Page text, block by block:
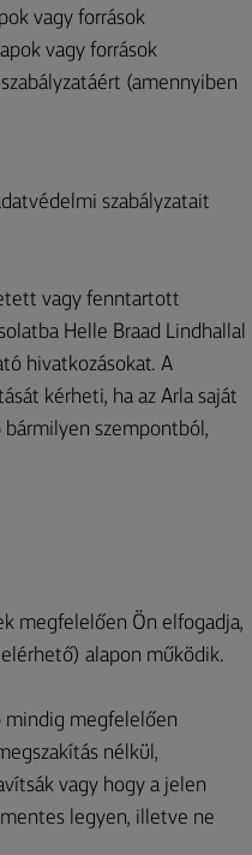
vagy források
vagy források
(amennyiben
szabályzatait
vagy fenntartott
Helle Braad Lindhallal
hivatkozásokat. A
kérheti, ha az Arla saját
szempontból,
megfelelően Ön elfogadja,
elérhető) alapon működik.
mindig megfelelően
nélkül,
vagy hogy a jelen
legyen, illetve ne